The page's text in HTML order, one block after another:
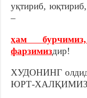
уқтириб,
–
ҳам
фарзимиздир!
ХУДОНИНГ
ЮРТ-ХАЛҚИМИЗ